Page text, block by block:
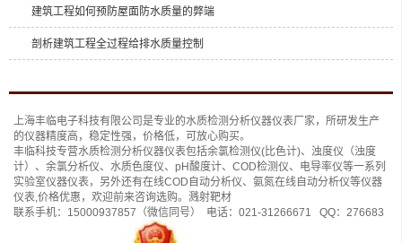
建筑工程如何预防屋面防水质量的弊端
剖析建筑工程全过程给排水质量控制
上海丰临电子科技有限公司是专业的水质检测分析仪器仪表厂家，所研发生产
的仪器精度高，稳定性强，价格低，可放心购买。
丰临科技专营水质检测分析仪器仪表包括余氯检测仪(比色计)、 浊度仪（浊度
计） 、 余氯分析仪、 水质色度仪、 pH酸度计、 COD检测仪、 电导率仪等一系列
实验室仪器仪表，另外还有在线COD自动分析仪、 氨氮在线自动分析仪等仪器
仪表,价格优惠，欢迎前来咨询选购。 溅射靶材
联系手机： 15000937857 （微信同号） 电话： 021-31266671 QQ： 276683